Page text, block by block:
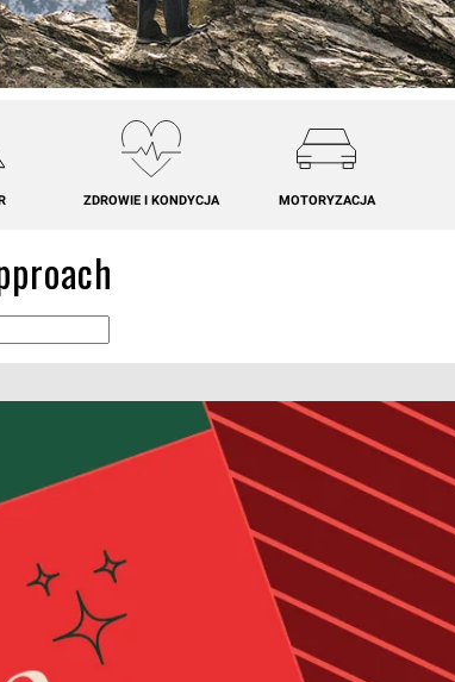
ZDROWIE I KONDYCJA MOTORYZACJA